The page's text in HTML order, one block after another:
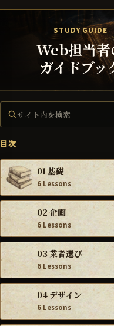
STUDY GUIDE
Web担当者
ガイドブッ
サイト内を検索
目次
01 基礎
6 Lessons
02 企画
6 Lessons
03 業者選び
6 Lessons
04 デザイン
6 Lessons